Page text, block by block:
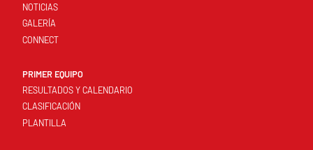
NOTICIAS
GALERÍA
CONNECT
PRIMER EQUIPO
RESULTADOS Y CALENDARIO
CLASIFICACIÓN
PLANTILLA